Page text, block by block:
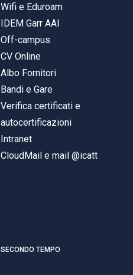
Wifi e Eduroam
IDEM Garr AAI
Off-campus
CV Online
Albo Fornitori
Bandi e Gare
Verifica certificati e
autocertificazioni
Intranet
CloudMail e mail @icatt
SECONDO TEMPO